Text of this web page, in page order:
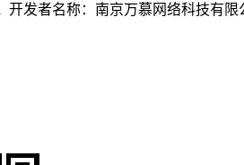
开发者名称：南京万慕网络科技有